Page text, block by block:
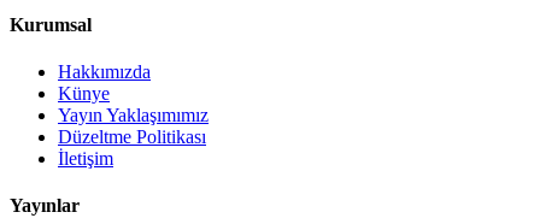
Kurumsal
Hakkımızda
Künye
Yayın Yaklaşımımız
Düzeltme Politikası
İletişim
Yayınlar